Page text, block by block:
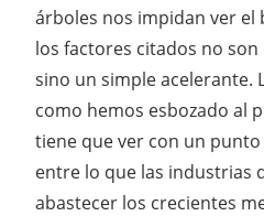
árboles nos impidan ver el
los factores citados no
sino un simple acelerante.
como hemos esbozado al
tiene que ver con un
entre lo que las industrias
abastecer los crecientes